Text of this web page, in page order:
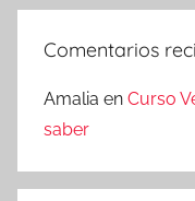
Comentarios
Amalia en Curso
saber